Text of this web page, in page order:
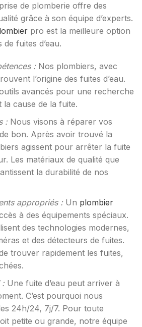
de plomberie offre des
grâce à son équipe d’experts.
pro est la meilleure option
fuites d’eau.
: Nos plombiers, avec
l’origine des fuites d’eau.
avancés pour une recherche
la cause de la fuite.
: Nous visons à réparer vos
bon. Après avoir trouvé la
agissent pour arrêter la fuite
Les matériaux de qualité que
la durabilité de nos
appropriés : Un plombier
à des équipements spéciaux.
des technologies modernes,
et des détecteurs de fuites.
trouver rapidement les fuites,
: Une fuite d’eau peut arriver à
C’est pourquoi nous
24h/24, 7j/7. Pour toute
petite ou grande, notre équipe